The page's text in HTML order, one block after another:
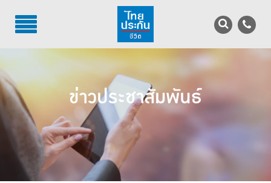
TH EN
บริการลูกค้า
บริการตัวแทน
รู้จักไทยประกันชีวิต
นักลงทุนสัมพันธ์
ข่าวประชาสัมพันธ์